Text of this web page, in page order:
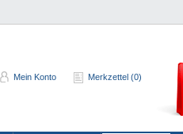
Mein Konto Merkzettel (0)